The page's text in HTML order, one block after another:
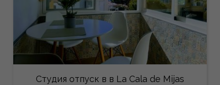
Студия отпуск в в La Cala de Mijas